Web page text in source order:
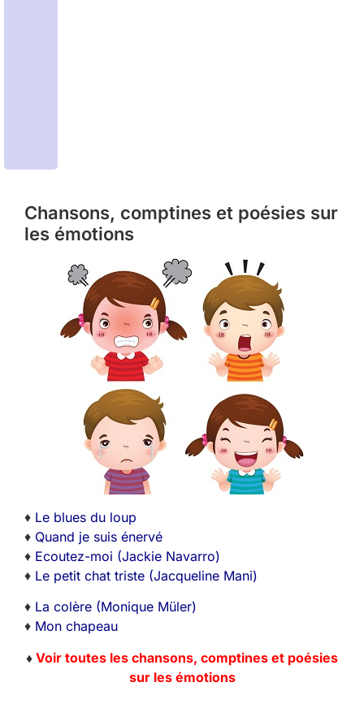
Chansons, comptines et poésies sur
les émotions
♦ Le blues du loup
♦ Quand je suis énervé
♦ Ecoutez-moi (Jackie Navarro)
♦ Le petit chat triste (Jacqueline Mani)
♦ La colère (Monique Müler)
♦ Mon chapeau
♦ Voir toutes les chansons, comptines et poésies
sur les émotions